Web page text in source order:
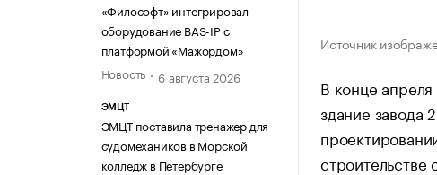
«Философт» интегрировал
оборудование BAS-IP с
платформой «Мажордом»
Новость
6 августа 2026
ЭМЦТ
ЭМЦТ поставила тренажер для
судомехаников в Морской
колледж в Петербурге
Источник
В конце
здание завода